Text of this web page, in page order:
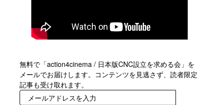
無料で「action4cinema / 日本版CNC設立を求める会」を
メールでお届けします。コンテンツを見逃さず、読者限定
記事も受け取れます。